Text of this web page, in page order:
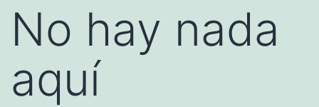
No hay nada
aquí